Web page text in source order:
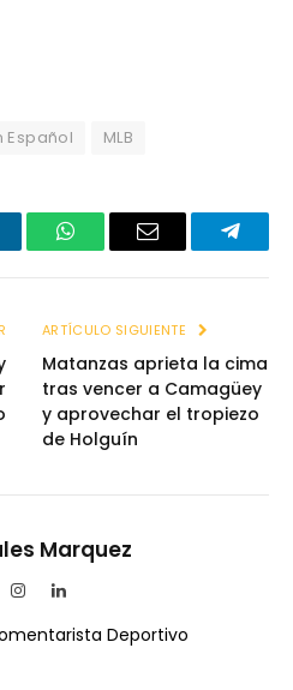
Español MLB
WhatsAppEmail
ARTÍCULO SIGUIENTE
Matanzas aprieta la cima
tras vencer a Camagüey
y aprovechar el tropiezo
de Holguín
Marquez
InstagramLinkedIn
Deportivo